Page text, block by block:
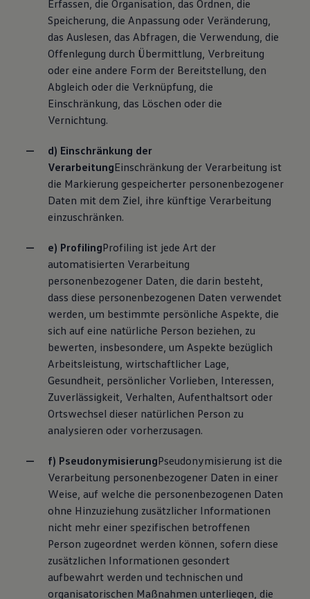
Erfassen, die Organisation, das Ordnen, die
Speicherung, die Anpassung oder Veränderung,
das Auslesen, das Abfragen, die Verwendung, die
Offenlegung durch Übermittlung, Verbreitung
oder eine andere Form der Bereitstellung, den
Abgleich oder die Verknüpfung, die
Einschränkung, das Löschen oder die
Vernichtung.
d) Einschränkung der
VerarbeitungEinschränkung der Verarbeitung ist
die Markierung gespeicherter personenbezogener
Daten mit dem Ziel, ihre künftige Verarbeitung
einzuschränken.
e) ProfilingProfiling ist jede Art der
automatisierten Verarbeitung
personenbezogener Daten, die darin besteht,
dass diese personenbezogenen Daten verwendet
werden, um bestimmte persönliche Aspekte, die
sich auf eine natürliche Person beziehen, zu
bewerten, insbesondere, um Aspekte bezüglich
Arbeitsleistung, wirtschaftlicher Lage,
Gesundheit, persönlicher Vorlieben, Interessen,
Zuverlässigkeit, Verhalten, Aufenthaltsort oder
Ortswechsel dieser natürlichen Person zu
analysieren oder vorherzusagen.
f) PseudonymisierungPseudonymisierung ist die
Verarbeitung personenbezogener Daten in einer
Weise, auf welche die personenbezogenen Daten
ohne Hinzuziehung zusätzlicher Informationen
nicht mehr einer spezifischen betroffenen
Person zugeordnet werden können, sofern diese
zusätzlichen Informationen gesondert
aufbewahrt werden und technischen und
organisatorischen Maßnahmen unterliegen, die